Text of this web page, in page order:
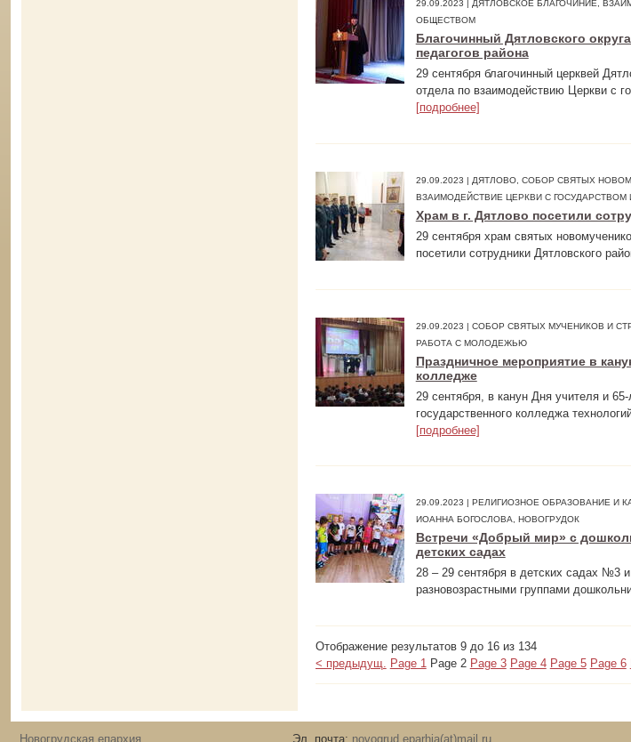
29.09.2023 | ДЯТЛОВСКОЕ БЛАГОЧИНИЕ,
ОБЩЕСТВОМ
Благочинный Дятловского
педагогов района
29 сентября благочинный церквей
отдела по взаимодействию Церкви с
[подробнее]
29.09.2023 | ДЯТЛОВО, СОБОР СВЯТЫХ
ВЗАИМОДЕЙСТВИЕ ЦЕРКВИ С
Храм в г. Дятлово посетили
29 сентября храм святых
посетили сотрудники Дятловского
29.09.2023 | СОБОР СВЯТЫХ МУЧЕНИКОВ И
РАБОТА С МОЛОДЕЖЬЮ
Праздничное мероприятие в
колледже
29 сентября, в канун Дня учителя и
государственного колледжа
[подробнее]
29.09.2023 | РЕЛИГИОЗНОЕ ОБРАЗОВАНИЕ И
ИОАННА БОГОСЛОВА, НОВОГРУДОК
Встречи «Добрый мир» с
детских садах
28 – 29 сентября в детских садах №3
разновозрастными группами
Отображение результатов 9 до 16 из 134
< предыдущ.
Page 1 Page 2 Page 3 Page 4 Page 5 Page 6
Новогрудская епархия Эл. почта: novogrud.eparhia(at)mail.ru